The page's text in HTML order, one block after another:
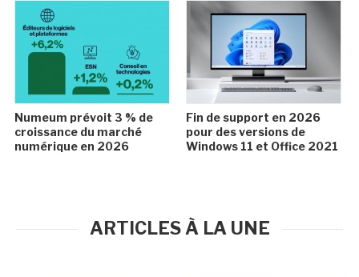
Numeum prévoit 3 % de
croissance du marché
numérique en 2026
Fin de support en 2026
pour des versions de
Windows 11 et Office 2021
ARTICLES À LA UNE